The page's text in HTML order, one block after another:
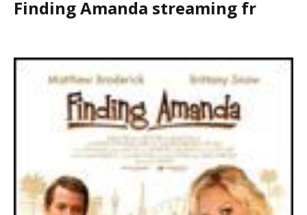
Finding Amanda streaming fr